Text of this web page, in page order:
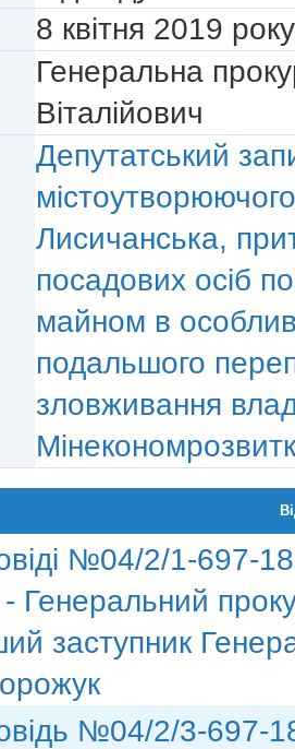
8 квiтня 2019
Генеральна
Віталійович
Депутатський
Лисичанська,
посадових осіб
майном в
подальшого
зловживання
№04/2/1-697-
- Генеральний
заступник
№04/2/3-697-